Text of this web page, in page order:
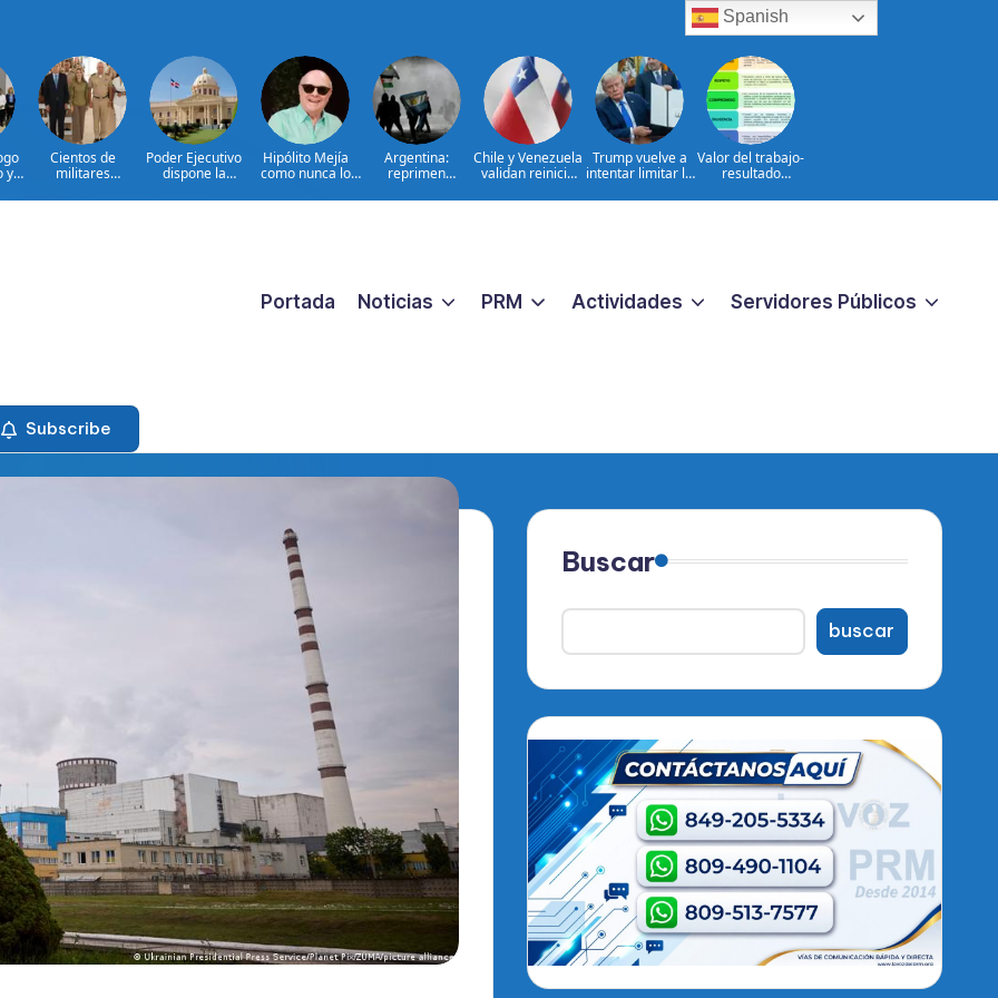
y
Cientos de
militares
consulta nacional
Poder Ejecutivo
dispone la
dos dominicanos
Hipólito Mejía
como nunca lo
padre detrás del
Argentina:
reprimen
proyecto sobre
Chile y Venezuela
validan reinicio
consulares
Trump vuelve a
intentar limitar la
nacimiento
Valor del trabajo-
resultado
CERCANO A LA
Portada Noticias PRM Actividades Servidores Públicos
Subscribe
Buscar
buscar
Spanish